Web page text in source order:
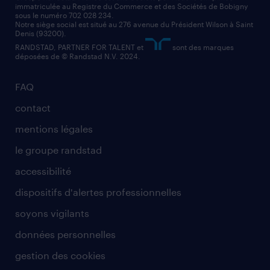
comptable
FAQ
contact
mentions légales
le groupe randstad
accessibilité
dispositifs d'alertes professionnelles
soyons vigilants
données personnelles
gestion des cookies
immatriculée au Registre du Commerce et des Sociétés de Bobigny
sous le numéro 702 028 234.
Notre siège social est situé au 276 avenue du Président Wilson à Saint
Denis (93200).
RANDSTAD, PARTNER FOR TALENT et
sont des marques
déposées de © Randstad N.V. 2024.